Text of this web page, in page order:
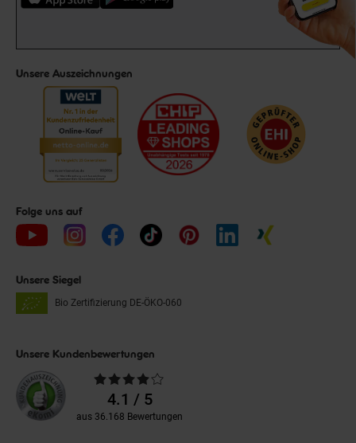
Unsere Auszeichnungen
Folge uns auf
Unsere Siegel
Bio Zertifizierung DE-ÖKO-060
Unsere Kundenbewertungen
Durchschnittliche
Bewertungen4.1 / 5
aus 36.168 Bewertungen